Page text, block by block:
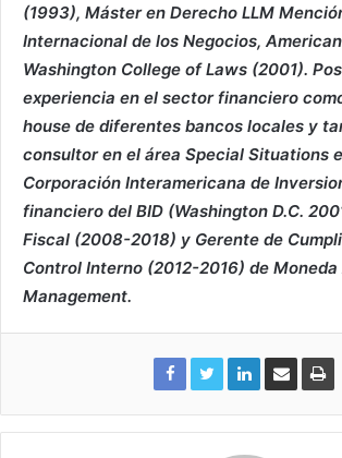
(1993), Máster en Derecho LLM
Internacional de los Negocios,
Washington College of Laws (2001).
experiencia en el sector financiero
house de diferentes bancos locales y
consultor en el área Special Situations
Corporación Interamericana de
financiero del BID (Washington D.C.
Fiscal (2008-2018) y Gerente de
Control Interno (2012-2016) de
Management.